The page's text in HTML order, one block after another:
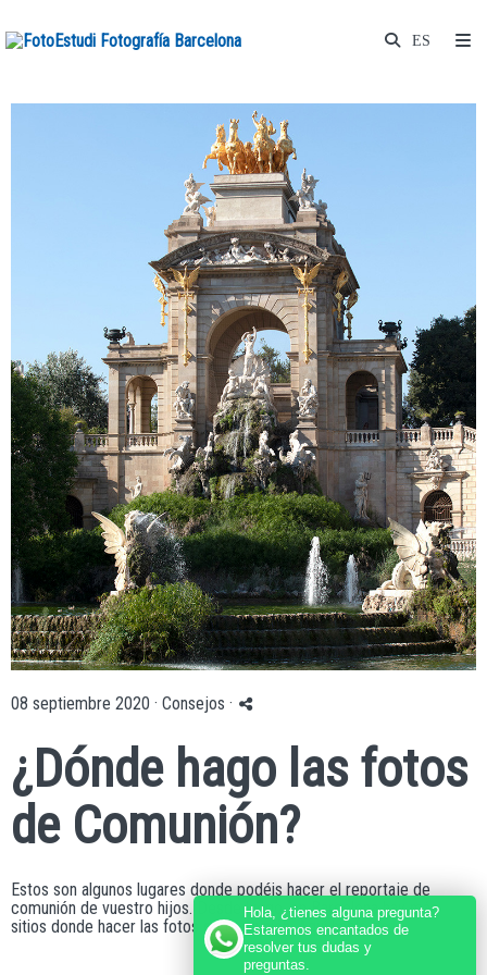
08 septiembre 2020 · Consejos ·
¿Dónde hago las fotos
de Comunión?
Estos son algunos lugares donde podéis hacer el reportaje de
comunión de vuestro hijos. Desde luego, en Barcelona hay más
sitios donde hacer las fotos de comunión. Aquí hablo de...
Hola, ¿tienes alguna pregunta?
Estaremos encantados de
resolver tus dudas y
preguntas.